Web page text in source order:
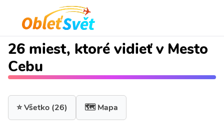
26 miest, ktoré vidieť v Mesto
Cebu
⭐ Všetko (26) 🗺️ Mapa